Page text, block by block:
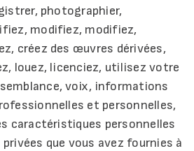
photographier,
modifiez, modifiez,
créez des œuvres dérivées,
louez, licenciez, utilisez votre
voix, informations
et personnelles,
caractéristiques personnelles
que vous avez fournies à